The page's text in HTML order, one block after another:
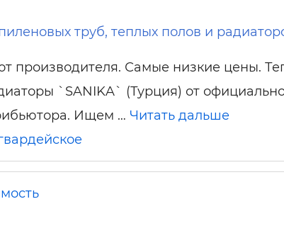
труб, теплых полов и
производителя. Самые низкие цены.
`SANIKA` (Турция) от
Ищем … Читать дальше